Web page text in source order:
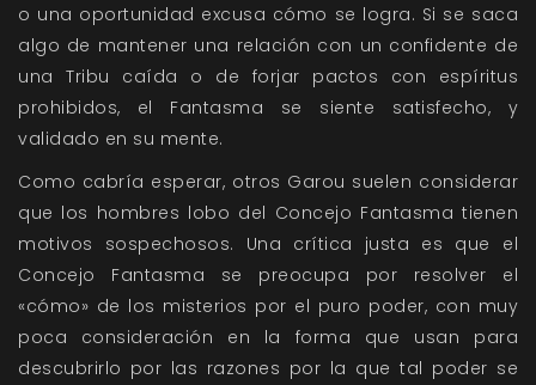
o una oportunidad excusa cómo se logra. Si se saca
algo de mantener una relación con un confidente de
una Tribu caída o de forjar pactos con espíritus
prohibidos, el Fantasma se siente satisfecho, y
validado en su mente.
Como cabría esperar, otros Garou suelen considerar
que los hombres lobo del Concejo Fantasma tienen
motivos sospechosos. Una crítica justa es que el
Concejo Fantasma se preocupa por resolver el
«cómo» de los misterios por el puro poder, con muy
poca consideración en la forma que usan para
descubrirlo por las razones por la que tal poder se